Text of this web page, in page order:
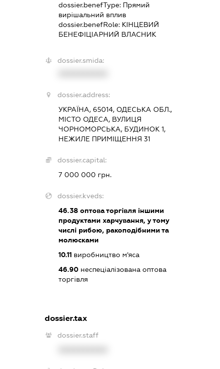
dossier.benefType: Прямий
вирішальний вплив
dossier.benefRole: КІНЦЕВИЙ
БЕНЕФІЦІАРНИЙ ВЛАСНИК
dossier.smida:
dossier.address:
УКРАЇНА, 65014, ОДЕСЬКА ОБЛ.,
МІСТО ОДЕСА, ВУЛИЦЯ
ЧОРНОМОРСЬКА, БУДИНОК 1,
НЕЖИЛЕ ПРИМІЩЕННЯ 31
dossier.capital:
7 000 000 грн.
dossier.kveds:
46.38оптова торгівля іншими
продуктами харчування, у тому
числі рибою, ракоподібними та
молюсками
10.11виробництво м'яса
46.90неспеціалізована оптова
торгівля
dossier.tax
dossier.staff